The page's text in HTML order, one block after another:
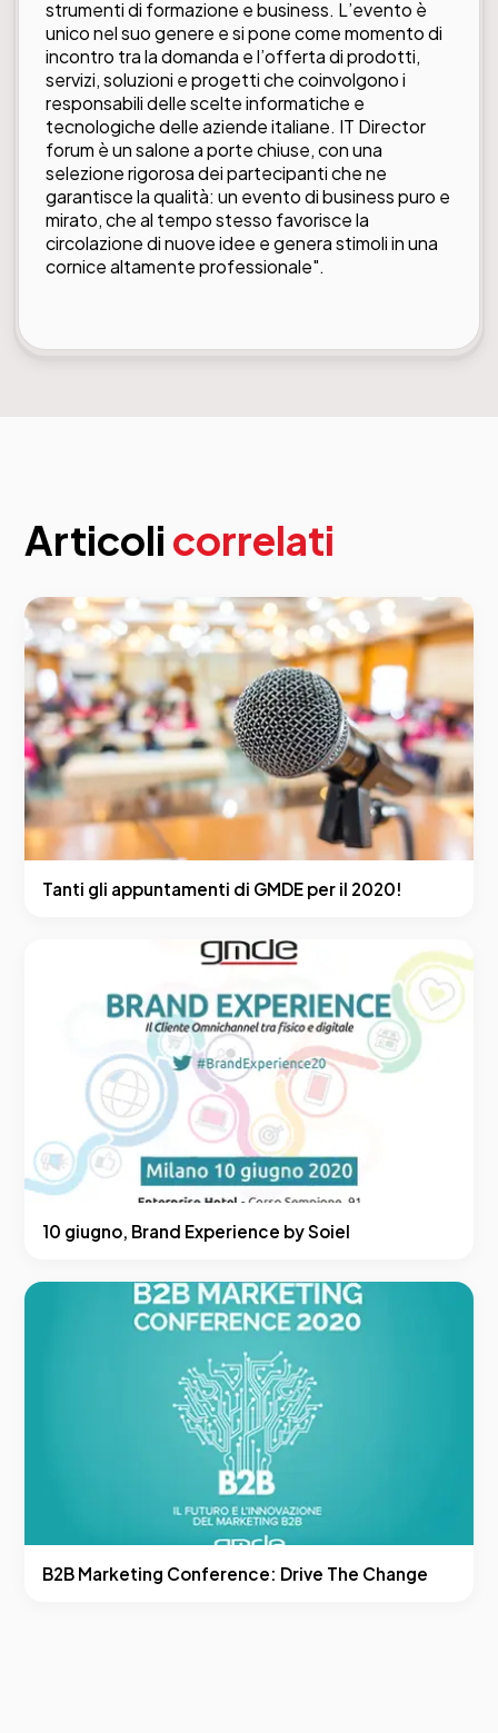
strumenti di formazione e business. L’evento è
unico nel suo genere e si pone come momento di
incontro tra la domanda e l’offerta di prodotti,
servizi, soluzioni e progetti che coinvolgono i
responsabili delle scelte informatiche e
tecnologiche delle aziende italiane. IT Director
forum è un salone a porte chiuse, con una
selezione rigorosa dei partecipanti che ne
garantisce la qualità: un evento di business puro e
mirato, che al tempo stesso favorisce la
circolazione di nuove idee e genera stimoli in una
cornice altamente professionale".
Articoli correlati
Tanti gli appuntamenti di GMDE per il 2020!
10 giugno, Brand Experience by Soiel
B2B Marketing Conference: Drive The Change